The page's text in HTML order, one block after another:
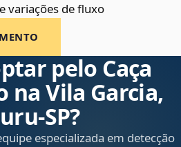
variações de fluxo
pelo Caça
na Vila Garcia,
especializada em detecção